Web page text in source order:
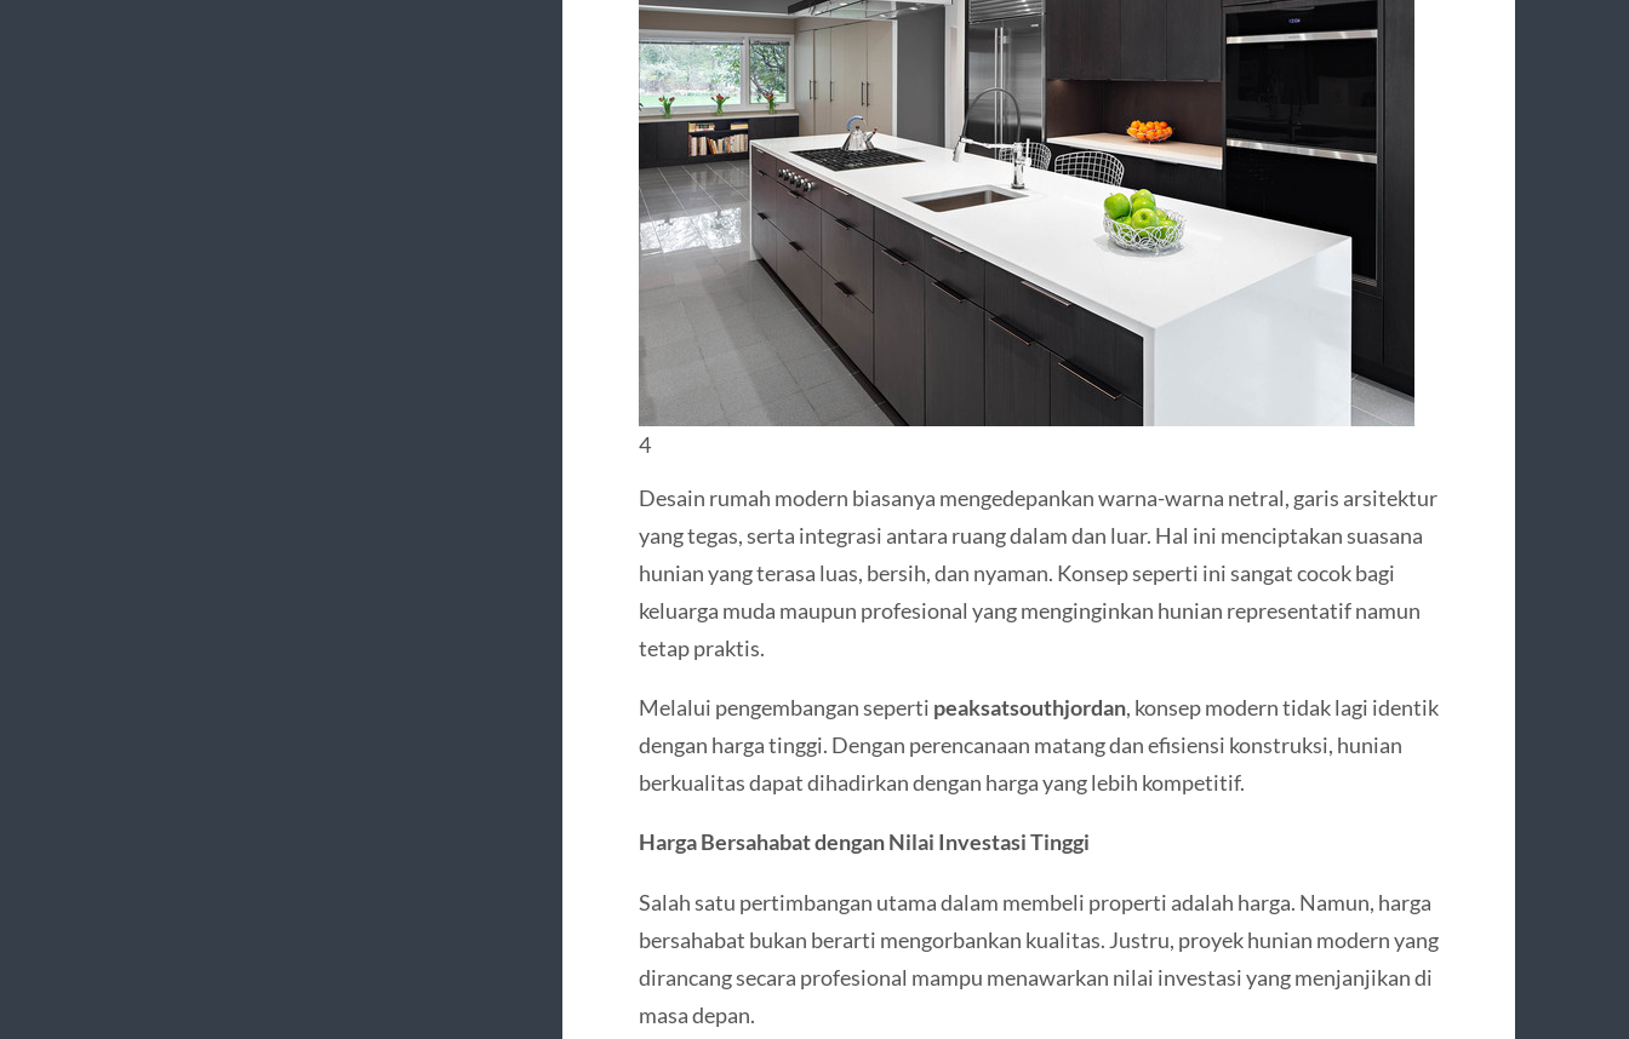
4
Desain rumah modern biasanya mengedepankan warna-warna netral, garis arsitektur
yang tegas, serta integrasi antara ruang dalam dan luar. Hal ini menciptakan suasana
hunian yang terasa luas, bersih, dan nyaman. Konsep seperti ini sangat cocok bagi
keluarga muda maupun profesional yang menginginkan hunian representatif namun
tetap praktis.
Melalui pengembangan seperti peaksatsouthjordan, konsep modern tidak lagi identik
dengan harga tinggi. Dengan perencanaan matang dan efisiensi konstruksi, hunian
berkualitas dapat dihadirkan dengan harga yang lebih kompetitif.
Harga Bersahabat dengan Nilai Investasi Tinggi
Salah satu pertimbangan utama dalam membeli properti adalah harga. Namun, harga
bersahabat bukan berarti mengorbankan kualitas. Justru, proyek hunian modern yang
dirancang secara profesional mampu menawarkan nilai investasi yang menjanjikan di
masa depan.